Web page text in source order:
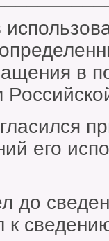
в
его
до